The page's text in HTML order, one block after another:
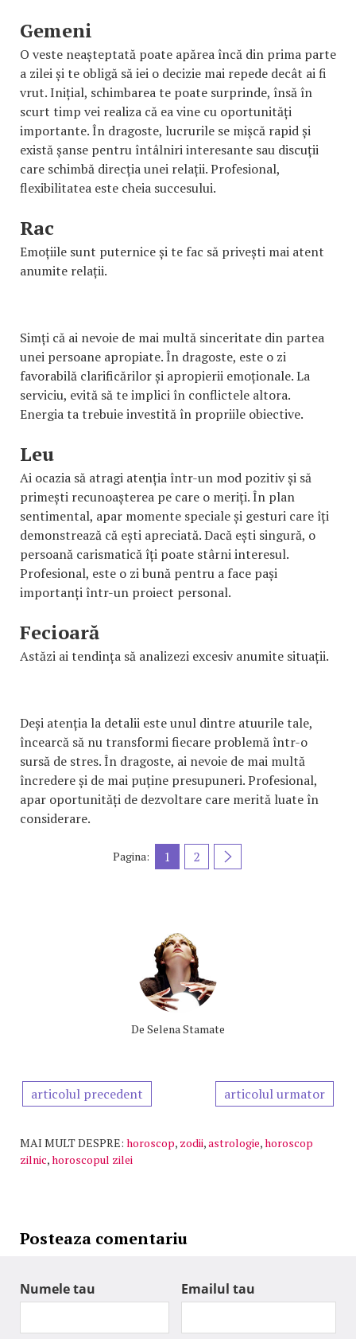
Gemeni
O veste neașteptată poate apărea încă din prima parte
a zilei și te obligă să iei o decizie mai repede decât ai fi
vrut. Inițial, schimbarea te poate surprinde, însă în
scurt timp vei realiza că ea vine cu oportunități
importante. În dragoste, lucrurile se mișcă rapid și
există șanse pentru întâlniri interesante sau discuții
care schimbă direcția unei relații. Profesional,
flexibilitatea este cheia succesului.
Rac
Emoțiile sunt puternice și te fac să privești mai atent
anumite relații.
Simți că ai nevoie de mai multă sinceritate din partea
unei persoane apropiate. În dragoste, este o zi
favorabilă clarificărilor și apropierii emoționale. La
serviciu, evită să te implici în conflictele altora.
Energia ta trebuie investită în propriile obiective.
Leu
Ai ocazia să atragi atenția într-un mod pozitiv și să
primești recunoașterea pe care o meriți. În plan
sentimental, apar momente speciale și gesturi care îți
demonstrează că ești apreciată. Dacă ești singură, o
persoană carismatică îți poate stârni interesul.
Profesional, este o zi bună pentru a face pași
importanți într-un proiect personal.
Fecioară
Astăzi ai tendința să analizezi excesiv anumite situații.
Deși atenția la detalii este unul dintre atuurile tale,
încearcă să nu transformi fiecare problemă într-o
sursă de stres. În dragoste, ai nevoie de mai multă
încredere și de mai puține presupuneri. Profesional,
apar oportunități de dezvoltare care merită luate în
considerare.
Pagina: 1 2
De Selena Stamate
articolul precedent articolul urmator
MAI MULT DESPRE: horoscop, zodii,astrologie,horoscop
zilnic,horoscopul zilei
Posteaza comentariu
Numele tau Emailul tau